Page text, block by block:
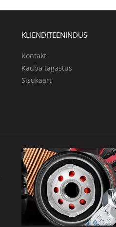
KLIENDITEENINDUS
Kontakt
Kauba tagastus
Sisukaart